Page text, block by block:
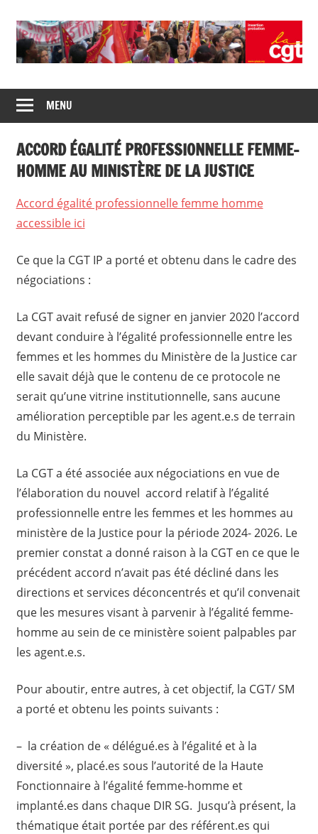
content
CGT
insertion
probation
de
syndicats
CGT
insertion
probation
MENU
ACCORD ÉGALITÉ PROFESSIONNELLE FEMME-
HOMME AU MINISTÈRE DE LA JUSTICE
Accord égalité professionnelle femme homme
accessible ici
Ce que la CGT IP a porté et obtenu dans le cadre des
négociations :
La CGT avait refusé de signer en janvier 2020 l’accord
devant conduire à l’égalité professionnelle entre les
femmes et les hommes du Ministère de la Justice car
elle savait déjà que le contenu de ce protocole ne
serait qu’une vitrine institutionnelle, sans aucune
amélioration perceptible par les agent.e.s de terrain
du Ministère.
La CGT a été associée aux négociations en vue de
l’élaboration du nouvel accord relatif à l’égalité
professionnelle entre les femmes et les hommes au
ministère de la Justice pour la période 2024- 2026. Le
premier constat a donné raison à la CGT en ce que le
précédent accord n’avait pas été décliné dans les
directions et services déconcentrés et qu’il convenait
que les mesures visant à parvenir à l’égalité femme-
homme au sein de ce ministère soient palpables par
les agent.e.s.
Pour aboutir, entre autres, à cet objectif, la CGT/ SM
a porté et obtenu les points suivants :
– la création de « délégué.es à l’égalité et à la
diversité », placé.es sous l’autorité de la Haute
Fonctionnaire à l’égalité femme-homme et
implanté.es dans chaque DIR SG. Jusqu’à présent, la
thématique était portée par des référent.es qui